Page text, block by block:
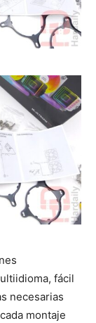
fácil
necesarias
montaje